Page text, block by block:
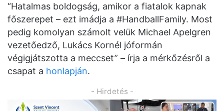
“Hatalmas boldogság, amikor a fiatalok kapnak
főszerepet – ezt imádja a #HandballFamily. Most
pedig komolyan számolt velük Michael Apelgren
vezetőedző, Lukács Kornél jóformán
végigjátszotta a meccset” – írja a mérkőzésről a
csapat a honlapján.
- Hirdetés -